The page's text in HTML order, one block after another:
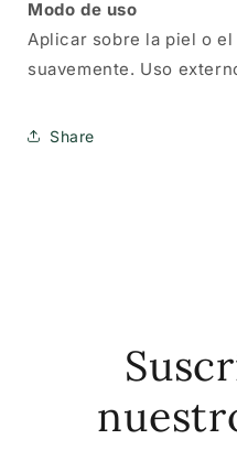
Modo de uso
Aplicar sobre la piel o
suavemente. Uso
Share